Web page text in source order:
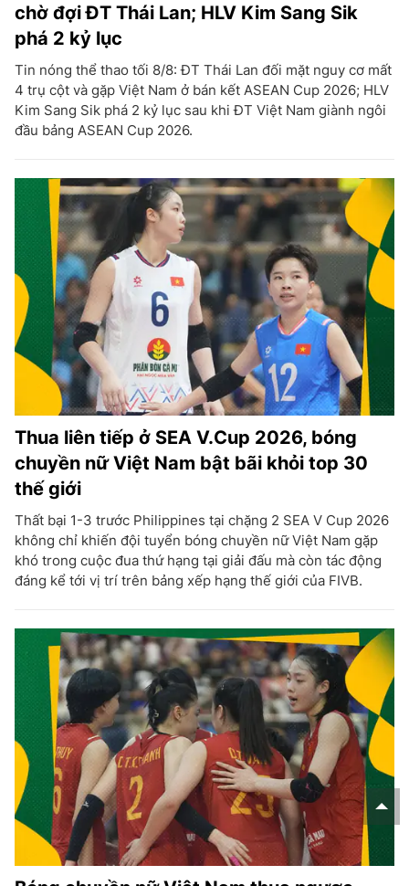
chờ đợi ĐT Thái Lan; HLV Kim Sang Sik
phá 2 kỷ lục
Tin nóng thể thao tối 8/8: ĐT Thái Lan đối mặt nguy cơ mất
4 trụ cột và gặp Việt Nam ở bán kết ASEAN Cup 2026; HLV
Kim Sang Sik phá 2 kỷ lục sau khi ĐT Việt Nam giành ngôi
đầu bảng ASEAN Cup 2026.
Thua liên tiếp ở SEA V.Cup 2026, bóng
chuyền nữ Việt Nam bật bãi khỏi top 30
thế giới
Thất bại 1-3 trước Philippines tại chặng 2 SEA V Cup 2026
không chỉ khiến đội tuyển bóng chuyền nữ Việt Nam gặp
khó trong cuộc đua thứ hạng tại giải đấu mà còn tác động
đáng kể tới vị trí trên bảng xếp hạng thế giới của FIVB.